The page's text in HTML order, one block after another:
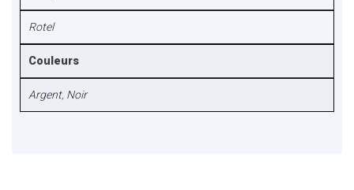
Rotel
Couleurs
Argent, Noir